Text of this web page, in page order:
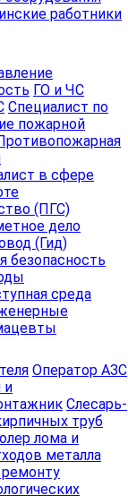
систем
chevron_right
Медицинские
работники
chevron_right Слесарь
вентиляции и
chevron_right
ОПС
работники
ГО и ЧС
Специалист по
пожарной
в сфере
(ПГС)
дело
(Гид)
безопасность
среда
Оператор АЗС
и
Слесарь-
труб
лома и
металла